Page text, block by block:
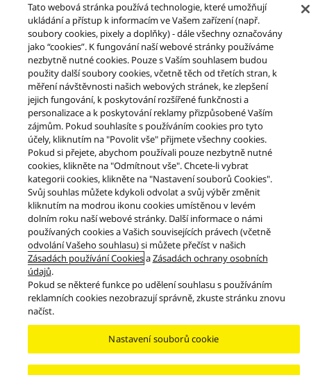
Facebook X YouTube
Instagram
Podmínky používání
Oznámení o ochraně osobních údajů
Kontaktujte nás
Zásady používání souborů cookie
Přístupnost
Nahlásit překážky
EU Data Act
ZÁKONNÁ ZÁRUKA
Area/Country
Copyright © 2026 Panasonic Marketing Europe GmbH – organizační složka
Česká republika Všechna práva vyhrazena
Tato webová stránka používá technologie, které umožňují
ukládání a přístup k informacím ve Vašem zařízení (např.
soubory cookies, pixely a doplňky) - dále všechny označovány
jako “cookies”. K fungování naší webové stránky používáme
nezbytně nutné cookies. Pouze s Vaším souhlasem budou
použity další soubory cookies, včetně těch od třetích stran, k
měření návštěvnosti našich webových stránek, ke zlepšení
jejich fungování, k poskytování rozšířené funkčnosti a
personalizace a k poskytování reklamy přizpůsobené Vaším
zájmům. Pokud souhlasíte s používáním cookies pro tyto
účely, kliknutím na "Povolit vše" přijmete všechny cookies.
Pokud si přejete, abychom používali pouze nezbytně nutné
cookies, klikněte na "Odmítnout vše". Chcete-li vybrat
kategorii cookies, klikněte na "Nastavení souborů Cookies".
Svůj souhlas můžete kdykoli odvolat a svůj výběr změnit
kliknutím na modrou ikonu cookies umístěnou v levém
dolním roku naší webové stránky. Další informace o námi
používaných cookies a Vašich souvisejících právech (včetně
odvolání Vašeho souhlasu) si můžete přečíst v našich
Zásadách používání CookiesaZásadách ochrany osobních
údajů.
Pokud se některé funkce po udělení souhlasu s používáním
reklamních cookies nezobrazují správně, zkuste stránku znovu
načíst.
Nastavení souborů cookie